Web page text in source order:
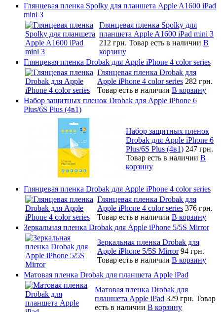
Глянцевая пленка Spolky для планшета Apple A1600 iPad
mini 3
Глянцевая пленка Spolky для
планшета Apple A1600 iPad mini 3
212 грн. Товар есть в наличии В
корзину
Глянцевая пленка Drobak для Apple iPhone 4 color series
Глянцевая пленка Drobak для
Apple iPhone 4 color series 282 грн.
Товар есть в наличии В корзину
Набор защитных пленок Drobak для Apple iPhone 6
Plus/6S Plus (4в1)
Набор защитных пленок
Drobak для Apple iPhone 6
Plus/6S Plus (4в1) 247 грн.
Товар есть в наличии В
корзину
Глянцевая пленка Drobak для Apple iPhone 4 color series
Глянцевая пленка Drobak для
Apple iPhone 4 color series 376 грн.
Товар есть в наличии В корзину
Зеркальная пленка Drobak для Apple iPhone 5/5S Mirror
Зеркальная пленка Drobak для
Apple iPhone 5/5S Mirror 94 грн.
Товар есть в наличии В корзину
Матовая пленка Drobak для планшета Apple iPad
Матовая пленка Drobak для
планшета Apple iPad 329 грн. Товар
есть в наличии В корзину